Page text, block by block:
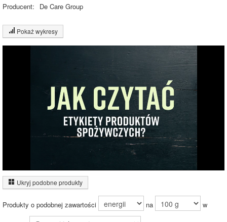
Producent:
De Care Group
Pokaż wykresy
Wykres składu produktu
Pozostałe (76%)
tłuszczów (1%)
Energia z
węglowodanów
Ukryj podobne produkty
Produkty o podobnej zawartości na w